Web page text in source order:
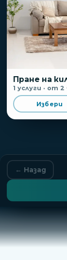
Пране на
1 услуги · от 2
Избери
← Назад